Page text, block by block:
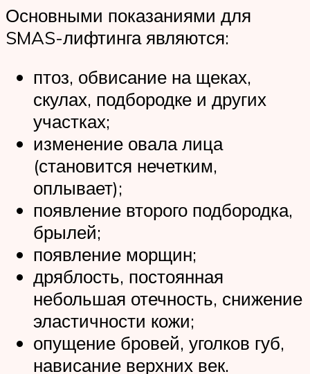
Основными показаниями для
SMAS-лифтинга являются:
птоз, обвисание на щеках,
скулах, подбородке и других
участках;
изменение овала лица
(становится нечетким,
оплывает);
появление второго подбородка,
брылей;
появление морщин;
дряблость, постоянная
небольшая отечность, снижение
эластичности кожи;
опущение бровей, уголков губ,
нависание верхних век.